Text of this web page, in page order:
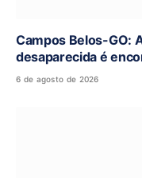
Campos Belos-GO:
desaparecida é
6 de agosto de 2026